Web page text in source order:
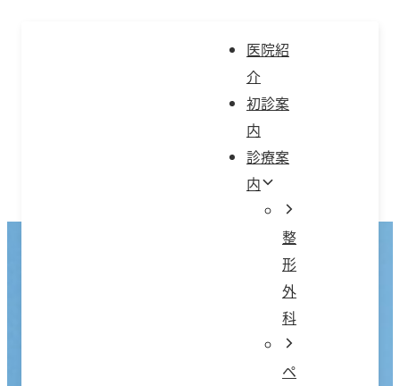
医院紹
介
初診案
内
診療案
内
整
形
外
科
ペ